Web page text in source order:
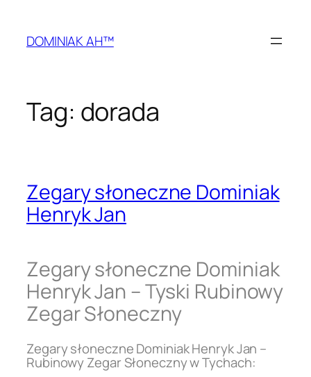
treściDOMINIAK AH™
Tag: dorada
Zegary słoneczne Dominiak
Henryk Jan
Zegary słoneczne Dominiak
Henryk Jan – Tyski Rubinowy
Zegar Słoneczny
Zegary słoneczne Dominiak Henryk Jan –
Rubinowy Zegar Słoneczny w Tychach: